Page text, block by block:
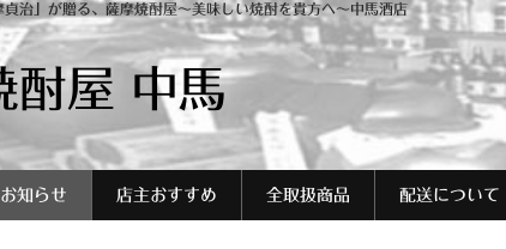
貞治」が贈る、薩摩焼酎屋～美味しい焼酎を貴方へ～中馬酒店
酎屋 中馬
お知らせ 店主おすすめ 全取扱商品 配送について